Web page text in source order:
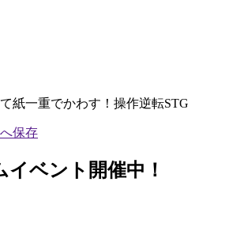
紙一重でかわす！操作逆転STG
イベント開催中！